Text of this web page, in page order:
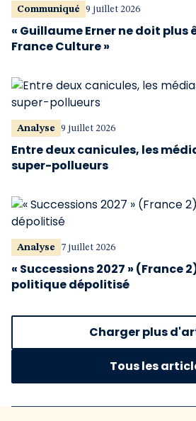
Communiqué 9 juillet 2026
« Guillaume Erner ne doit plus
France Culture »
Analyse 9 juillet 2026
Entre deux canicules, les
super-pollueurs
Analyse 7 juillet 2026
« Successions 2027 » (France
politique dépolitisé
Charger plus
Tous les